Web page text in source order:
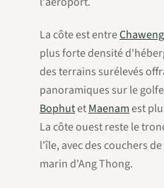
La côte est entreChaweng
plus forte densité
des terrains surélevés
panoramiques sur le
BophutetMaenamest
La côte ouest reste le
l'île, avec des couchers
marin d'Ang Thong.